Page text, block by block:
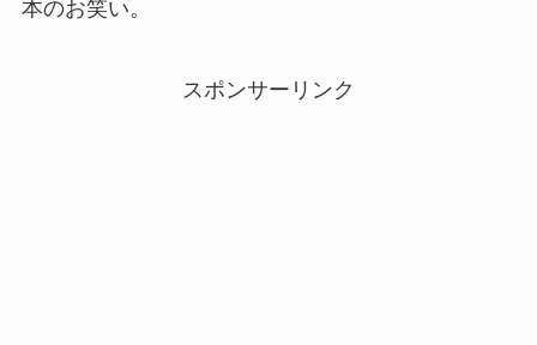
本のお笑い。
スポンサーリンク